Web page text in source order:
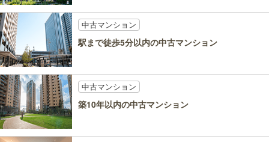
中古マンション
駅まで徒歩5分以内の中古マンション
中古マンション
築10年以内の中古マンション